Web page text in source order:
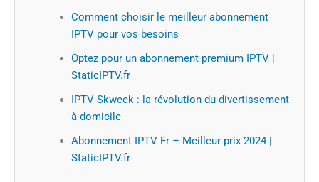
Comment choisir le meilleur abonnement
IPTV pour vos besoins
Optez pour un abonnement premium IPTV |
StaticIPTV.fr
IPTV Skweek : la révolution du divertissement
à domicile
Abonnement IPTV Fr – Meilleur prix 2024 |
StaticIPTV.fr